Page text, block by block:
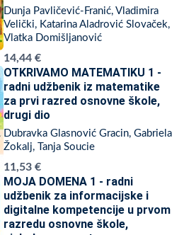
Dunja Pavličević-Franić, Vladimira
Velički, Katarina Aladrović Slovaček,
Vlatka Domišljanović
14,44 €
OTKRIVAMO MATEMATIKU 1 -
radni udžbenik iz matematike
za prvi razred osnovne škole,
drugi dio
Dubravka Glasnović Gracin, Gabriela
Žokalj, Tanja Soucie
11,53 €
MOJA DOMENA 1 - radni
udžbenik za informacijske i
digitalne kompetencije u prvom
razredu osnovne škole,